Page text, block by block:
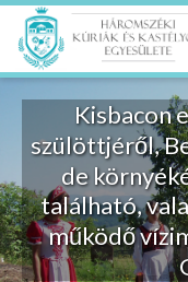
Kisbacon
szülöttjéről,
de
található,
működő